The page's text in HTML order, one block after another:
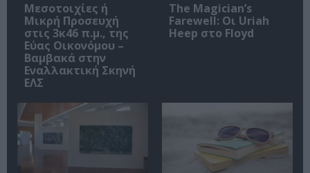
Μεσοτοιχίες ή
Μικρή Προσευχή
στις 3κ46 π.μ., της
Εύας Οικονόμου –
Βαμβακά στην
Εναλλακτική Σκηνή
ΕΛΣ
The Magician’s
Farewell: Οι Uriah
Heep στο Floyd